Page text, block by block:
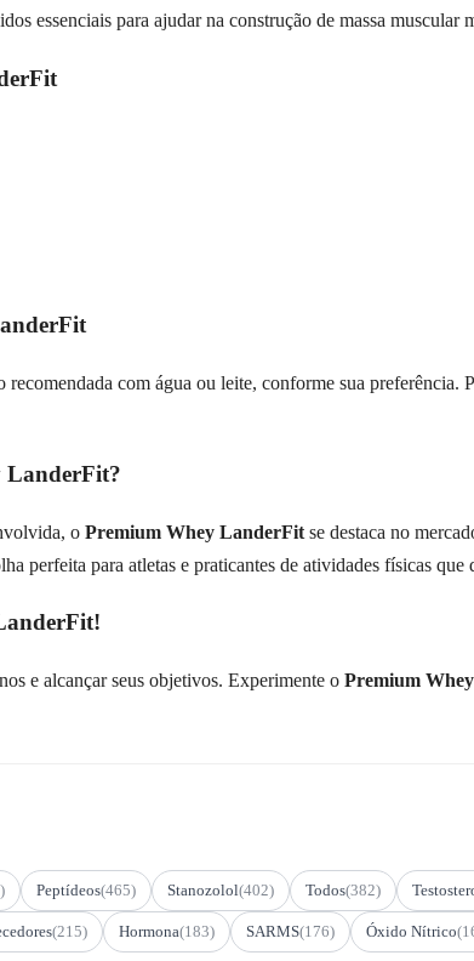
essenciais para ajudar na construção de massa muscular
recomendada com água ou leite, conforme sua
LanderFit?
o Premium Whey LanderFit se destaca no
perfeita para atletas e praticantes de atividades físicas que
e alcançar seus objetivos. Experimente o Premium
Peptídeos(465) Stanozolol(402) Todos(382)
(215) Hormona(183) SARMS(176) Óxido Nítrico